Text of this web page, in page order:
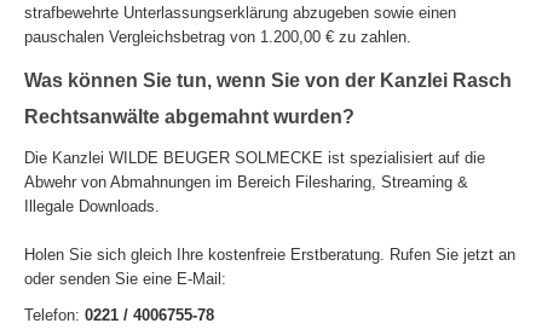
strafbewehrte Unterlassungserklärung abzugeben sowie einen
pauschalen Vergleichsbetrag von 1.200,00 € zu zahlen.
Was können Sie tun, wenn Sie von der Kanzlei Rasch
Rechtsanwälte abgemahnt wurden?
Die Kanzlei WILDE BEUGER SOLMECKE ist spezialisiert auf die
Abwehr von Abmahnungen im Bereich Filesharing, Streaming &
Illegale Downloads.
Holen Sie sich gleich Ihre kostenfreie Erstberatung. Rufen Sie jetzt an
oder senden Sie eine E-Mail:
Telefon: 0221 / 4006755-78